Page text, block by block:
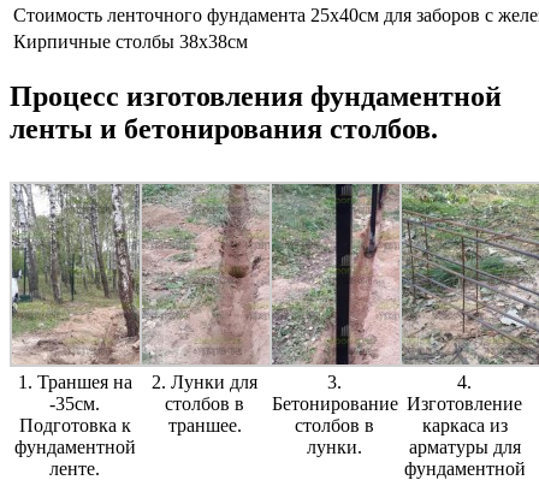
Стоимость ленточного фундамента 25х40см для заборов с
Кирпичные столбы 38х38см
Процесс изготовления фундаментной
ленты и бетонирования столбов.
1. Траншея на
-35см.
Подготовка к
фундаментной
ленте.
2. Лунки для
столбов в
траншее.
3.
Бетонирование
столбов в
лунки.
4.
Изготовление
каркаса из
арматуры для
фундаментной